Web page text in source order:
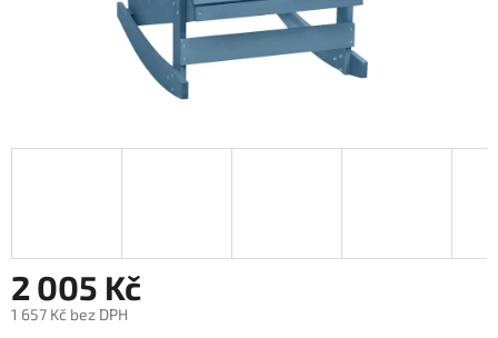
2 005 Kč
1 657 Kč bez DPH